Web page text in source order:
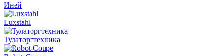
Иней
Luxstahl
Тулаторгтехника